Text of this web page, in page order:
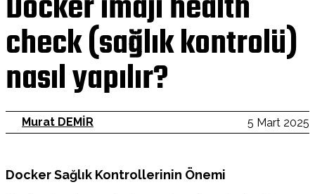
check (sağlık kontrolü)
nasıl yapılır?
5 Mart 2025
Murat DEMİR
Docker Sağlık Kontrollerinin Önemi